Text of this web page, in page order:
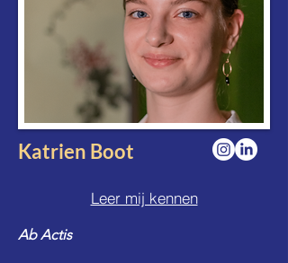
Katrien Boot
Leer mij kennen
Ab Actis